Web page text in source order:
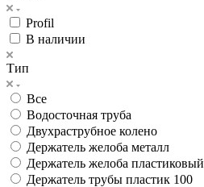
Profil
В наличии
Тип
Все
Водосточная труба
Двухраструбное колено
Держатель желоба металл
Держатель желоба пластиковый
Держатель трубы пластик 100